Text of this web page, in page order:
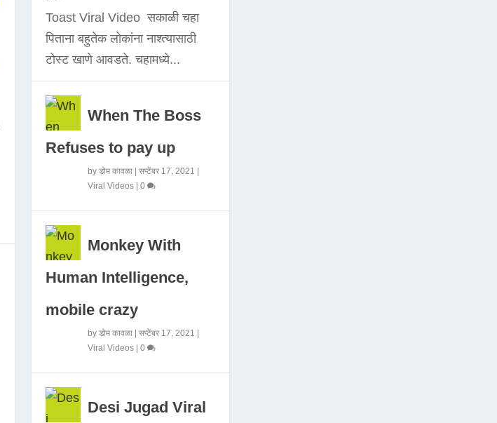
Toast Viral Video सकाळी चहा
पिताना बहुतेक लोकांना नाश्त्यासाठी
टोस्ट खाणे आवडते. चहामध्ये...
When The Boss
Refuses to pay up
by डोम कावळा| सप्टेंबर 17, 2021
Viral Videos| 0
Monkey With
Human Intelligence,
mobile crazy
by डोम कावळा| सप्टेंबर 17, 2021
Viral Videos| 0
Desi Jugad Viral